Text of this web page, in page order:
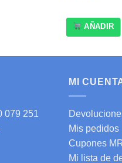
AÑADIR
079 251
MI
Mis pedidos
Cupones
Mi lista de